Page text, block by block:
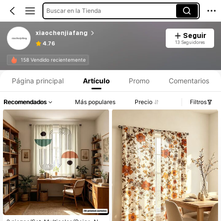
Buscar en la Tienda
xiaochenjiafang
4.76
Seguir
13 Seguidores
158 Vendido recientemente
Página principal Artículo Promo Comentarios
Recomendados Más populares Precio Filtros